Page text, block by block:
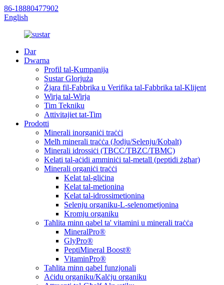
86-18880477902
English
Dar
Dwarna
Profil tal-Kumpanija
Sustar Glorjuża
Żjara fil-Fabbrika u Verifika tal-Fabbrika tal-Klijent
Wirja tal-Wirja
Tim Tekniku
Attivitajiet tat-Tim
Prodotti
Minerali inorganiċi traċċi
Melħ minerali traċċa (Jodju/Selenju/Kobalt)
Minerali idrossiċi (TBCC/TBZC/TBMC)
Kelati tal-aċidi amminiċi tal-metall (peptidi żgħar)
Minerali organiċi traċċi
Kelat tal-gliċina
Kelat tal-metionina
Kelat tal-idrossimetionina
Selenju organiku-L-selenometjonina
Kromju organiku
Taħlita minn qabel ta' vitamini u minerali traċċa
MineralPro®
GlyPro®
PeptiMineral Boost®
VitaminPro®
Taħlita minn qabel funzjonali
Aċidu organiku/Kalċju organiku